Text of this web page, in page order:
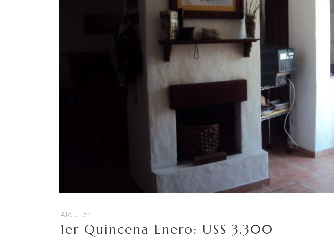
Alquiler
1er Quincena Enero: U$S 3.300